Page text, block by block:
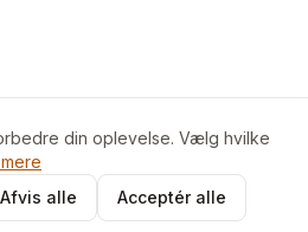
Alle rettigheder forbeholdes.
in Denmark
din oplevelse. Vælg hvilke
Afvis alle Acceptér alle